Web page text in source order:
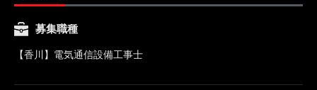
募集職種
【香川】電気通信設備工事士